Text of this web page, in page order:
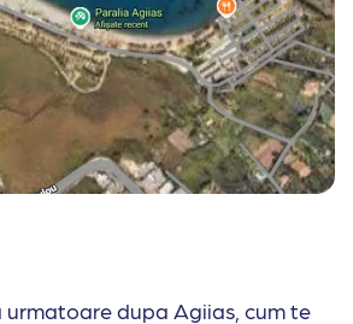
urmatoare dupa Agiias, cum te